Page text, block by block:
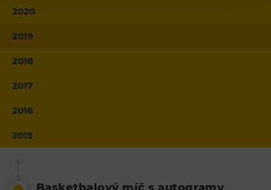
Hornické muzeum
Heligonka
Národní zemědělské muzeum
Fajna Dilna
2020
2019
2018
2017
2016
2015